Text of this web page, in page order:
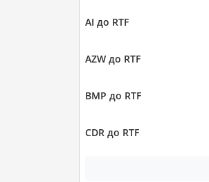
AI до RTF
AZW до RTF
BMP до RTF
CDR до RTF